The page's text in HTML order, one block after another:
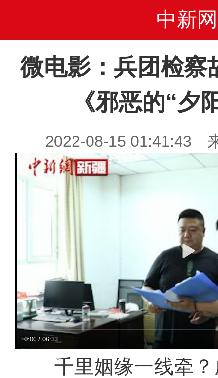
中新网
微电影：兵团检察
《邪恶的“夕
2022-08-15 01:41:43
0:00 /06:33
千里姻缘一线牵？